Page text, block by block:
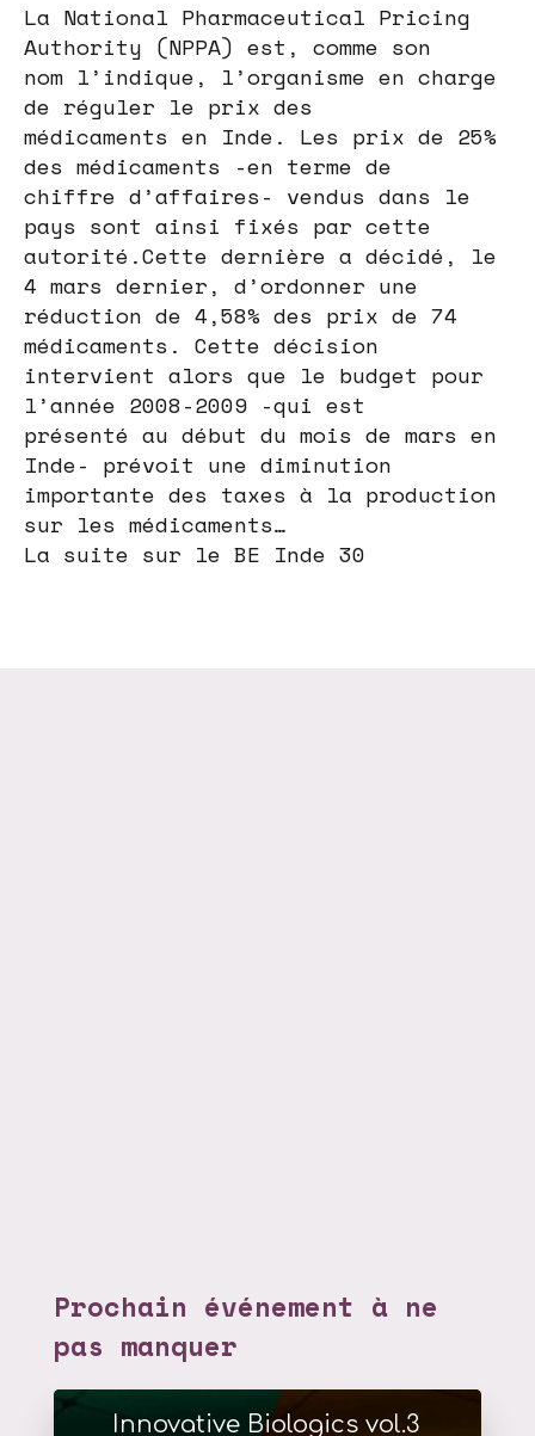
La National Pharmaceutical Pricing
Authority (NPPA) est, comme son
nom l’indique, l’organisme en charge
de réguler le prix des
médicaments en Inde. Les prix de 25%
des médicaments -en terme de
chiffre d’affaires- vendus dans le
pays sont ainsi fixés par cette
autorité.Cette dernière a décidé, le
4 mars dernier, d’ordonner une
réduction de 4,58% des prix de 74
médicaments. Cette décision
intervient alors que le budget pour
l’année 2008-2009 -qui est
présenté au début du mois de mars en
Inde- prévoit une diminution
importante des taxes à la production
sur les médicaments…
La suite sur le BE Inde 30
Prochain événement à ne
pas manquer
Innovative Biologics vol.3